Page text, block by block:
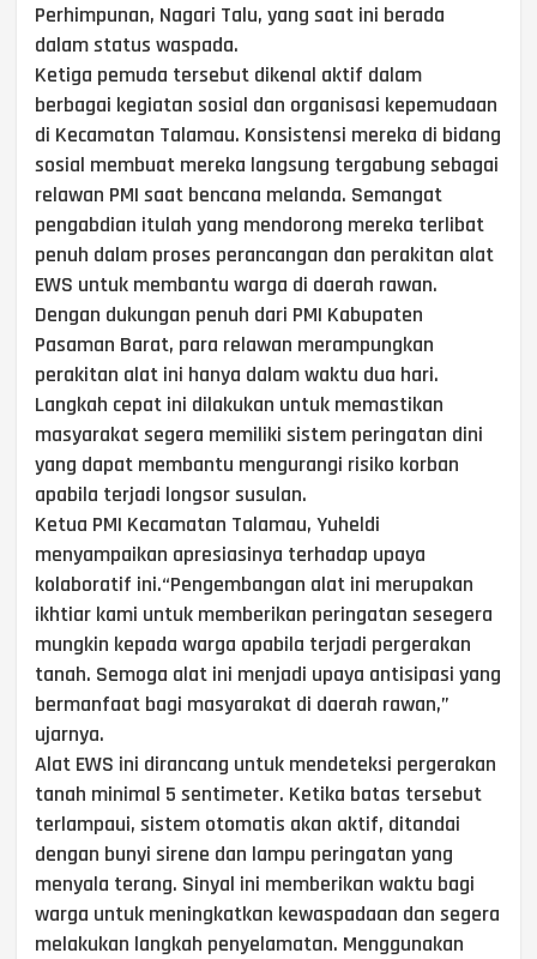
Perhimpunan, Nagari Talu, yang saat ini berada
dalam status waspada.
Ketiga pemuda tersebut dikenal aktif dalam
berbagai kegiatan sosial dan organisasi kepemudaan
di Kecamatan Talamau. Konsistensi mereka di bidang
sosial membuat mereka langsung tergabung sebagai
relawan PMI saat bencana melanda. Semangat
pengabdian itulah yang mendorong mereka terlibat
penuh dalam proses perancangan dan perakitan alat
EWS untuk membantu warga di daerah rawan.
Dengan dukungan penuh dari PMI Kabupaten
Pasaman Barat, para relawan merampungkan
perakitan alat ini hanya dalam waktu dua hari.
Langkah cepat ini dilakukan untuk memastikan
masyarakat segera memiliki sistem peringatan dini
yang dapat membantu mengurangi risiko korban
apabila terjadi longsor susulan.
Ketua PMI Kecamatan Talamau, Yuheldi
menyampaikan apresiasinya terhadap upaya
kolaboratif ini.“Pengembangan alat ini merupakan
ikhtiar kami untuk memberikan peringatan sesegera
mungkin kepada warga apabila terjadi pergerakan
tanah. Semoga alat ini menjadi upaya antisipasi yang
bermanfaat bagi masyarakat di daerah rawan,”
ujarnya.
Alat EWS ini dirancang untuk mendeteksi pergerakan
tanah minimal 5 sentimeter. Ketika batas tersebut
terlampaui, sistem otomatis akan aktif, ditandai
dengan bunyi sirene dan lampu peringatan yang
menyala terang. Sinyal ini memberikan waktu bagi
warga untuk meningkatkan kewaspadaan dan segera
melakukan langkah penyelamatan. Menggunakan